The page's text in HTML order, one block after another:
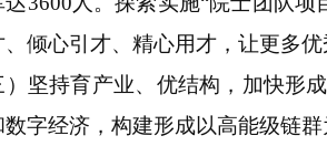
倾心引才、精心用才，让更多
持育产业、优结构，加快形成
数字经济，构建形成以高能级链